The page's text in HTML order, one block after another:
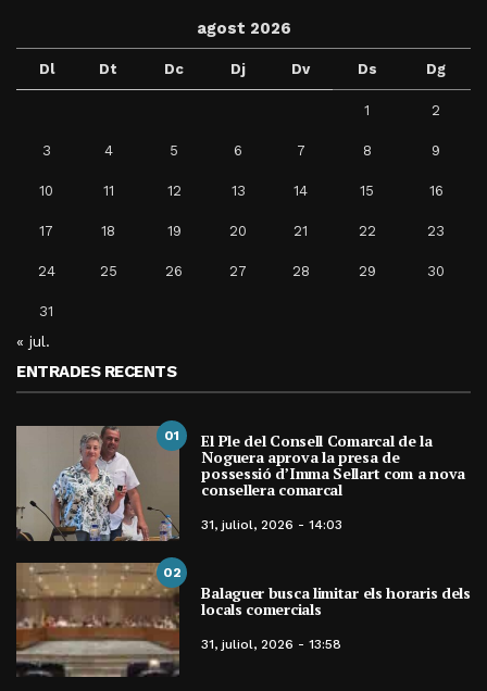
agost 2026
Dl Dt Dc Dj Dv Ds Dg
1 2
3 4 5 6 7 8 9
10 11 12 13 14 15 16
17 18 19 20 21 22 23
24 25 26 27 28 29 30
31
« jul.
ENTRADES RECENTS
01 El Ple del Consell Comarcal de la
Noguera aprova la presa de
possessió d’Imma Sellart com a nova
consellera comarcal
31, juliol, 2026 - 14:03
02
Balaguer busca limitar els horaris dels
locals comercials
31, juliol, 2026 - 13:58